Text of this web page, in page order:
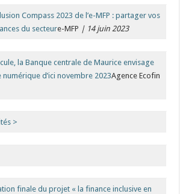
Compass 2023 de l’e-MFP : partager vos
du secteure-MFP | 14 juin 2023
la Banque centrale de Maurice envisage
d’ici novembre 2023Agence Ecofin
s >
finale du projet « la finance inclusive en